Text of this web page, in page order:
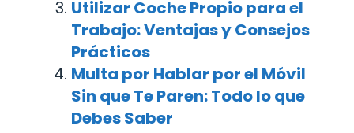
Utilizar Coche Propio para el
Trabajo: Ventajas y Consejos
Prácticos
Multa por Hablar por el Móvil
Sin que Te Paren: Todo lo que
Debes Saber